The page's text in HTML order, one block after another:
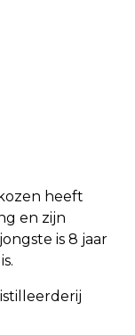
heeft
en zijn
is 8 jaar